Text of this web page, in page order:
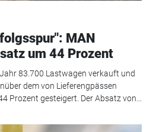
MAN
um 44 Prozent
83.700 Lastwagen verkauft und
dem von Lieferengpässen
Prozent gesteigert. Der Absatz von...